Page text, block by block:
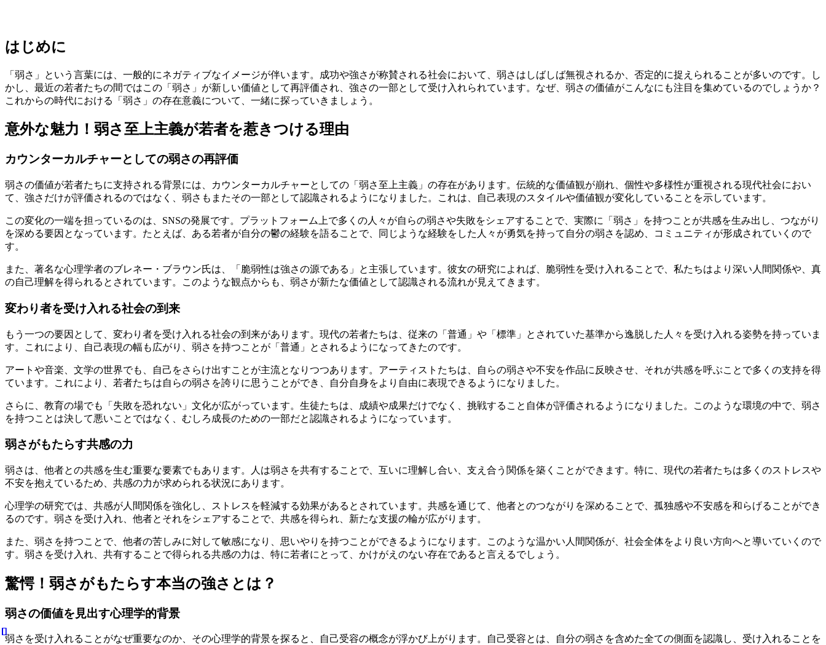
はじめに
「弱さ」という言葉には、一般的にネガティブなイメージが伴います。成功や強さが称賛される社会において、弱さはしばしば無視されるか、否定的に捉えられることが多いのです。し
かし、最近の若者たちの間ではこの「弱さ」が新しい価値として再評価され、強さの一部として受け入れられています。なぜ、弱さの価値がこんなにも注目を集めているのでしょうか？
これからの時代における「弱さ」の存在意義について、一緒に探っていきましょう。
意外な魅力！弱さ至上主義が若者を惹きつける理由
カウンターカルチャーとしての弱さの再評価
弱さの価値が若者たちに支持される背景には、カウンターカルチャーとしての「弱さ至上主義」の存在があります。伝統的な価値観が崩れ、個性や多様性が重視される現代社会におい
て、強さだけが評価されるのではなく、弱さもまたその一部として認識されるようになりました。これは、自己表現のスタイルや価値観が変化していることを示しています。
この変化の一端を担っているのは、SNSの発展です。プラットフォーム上で多くの人々が自らの弱さや失敗をシェアすることで、実際に「弱さ」を持つことが共感を生み出し、つながり
を深める要因となっています。たとえば、ある若者が自分の鬱の経験を語ることで、同じような経験をした人々が勇気を持って自分の弱さを認め、コミュニティが形成されていくので
す。
また、著名な心理学者のブレネー・ブラウン氏は、「脆弱性は強さの源である」と主張しています。彼女の研究によれば、脆弱性を受け入れることで、私たちはより深い人間関係や、真
の自己理解を得られるとされています。このような観点からも、弱さが新たな価値として認識される流れが見えてきます。
変わり者を受け入れる社会の到来
もう一つの要因として、変わり者を受け入れる社会の到来があります。現代の若者たちは、従来の「普通」や「標準」とされていた基準から逸脱した人々を受け入れる姿勢を持っていま
す。これにより、自己表現の幅も広がり、弱さを持つことが「普通」とされるようになってきたのです。
アートや音楽、文学の世界でも、自己をさらけ出すことが主流となりつつあります。アーティストたちは、自らの弱さや不安を作品に反映させ、それが共感を呼ぶことで多くの支持を得
ています。これにより、若者たちは自らの弱さを誇りに思うことができ、自分自身をより自由に表現できるようになりました。
さらに、教育の場でも「失敗を恐れない」文化が広がっています。生徒たちは、成績や成果だけでなく、挑戦すること自体が評価されるようになりました。このような環境の中で、弱さ
を持つことは決して悪いことではなく、むしろ成長のための一部だと認識されるようになっています。
弱さがもたらす共感の力
弱さは、他者との共感を生む重要な要素でもあります。人は弱さを共有することで、互いに理解し合い、支え合う関係を築くことができます。特に、現代の若者たちは多くのストレスや
不安を抱えているため、共感の力が求められる状況にあります。
心理学の研究では、共感が人間関係を強化し、ストレスを軽減する効果があるとされています。共感を通じて、他者とのつながりを深めることで、孤独感や不安感を和らげることができ
るのです。弱さを受け入れ、他者とそれをシェアすることで、共感を得られ、新たな支援の輪が広がります。
また、弱さを持つことで、他者の苦しみに対して敏感になり、思いやりを持つことができるようになります。このような温かい人間関係が、社会全体をより良い方向へと導いていくので
す。弱さを受け入れ、共有することで得られる共感の力は、特に若者にとって、かけがえのない存在であると言えるでしょう。
驚愕！弱さがもたらす本当の強さとは？
弱さの価値を見出す心理学的背景
弱さを受け入れることがなぜ重要なのか、その心理学的背景を探ると、自己受容の概念が浮かび上がります。自己受容とは、自分の弱さを含めた全ての側面を認識し、受け入れることを